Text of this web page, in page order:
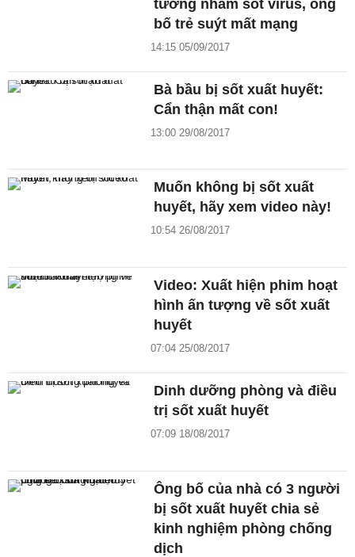
tưởng nhầm sốt virus, ông
bố trẻ suýt mất mạng
14:15 05/09/2017
Bà bầu bị sốt xuất huyết:
Cẩn thận mất con!
13:00 29/08/2017
Muốn không bị sốt xuất
huyết, hãy xem video này!
10:54 26/08/2017
Video: Xuất hiện phim hoạt
hình ấn tượng về sốt xuất
huyết
07:04 25/08/2017
Dinh dưỡng phòng và điều
trị sốt xuất huyết
07:09 18/08/2017
Ông bố của nhà có 3 người
bị sốt xuất huyết chia sẻ
kinh nghiệm phòng chống
dịch